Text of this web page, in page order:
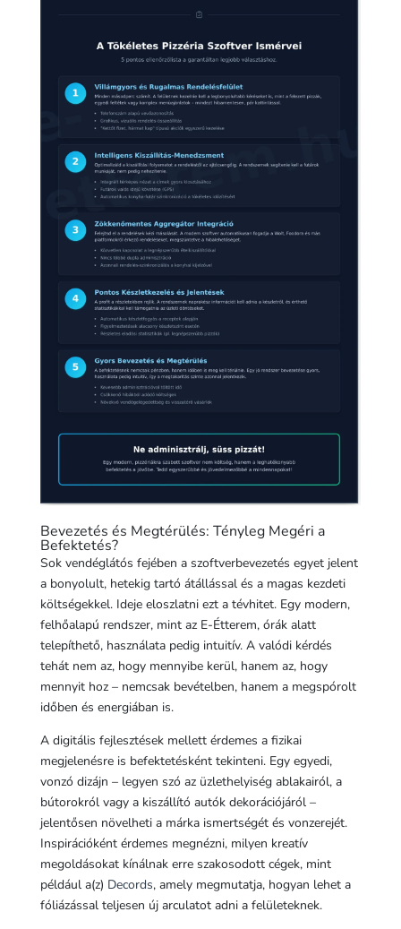
Bevezetés és Megtérülés: Tényleg Megéri a
Befektetés?
Sok vendéglátós fejében a szoftverbevezetés egyet jelent
a bonyolult, hetekig tartó átállással és a magas kezdeti
költségekkel. Ideje eloszlatni ezt a tévhitet. Egy modern,
felhőalapú rendszer, mint az E-Étterem, órák alatt
telepíthető, használata pedig intuitív. A valódi kérdés
tehát nem az, hogy mennyibe kerül, hanem az, hogy
mennyit hoz – nemcsak bevételben, hanem a megspórolt
időben és energiában is.
A digitális fejlesztések mellett érdemes a fizikai
megjelenésre is befektetésként tekinteni. Egy egyedi,
vonzó dizájn – legyen szó az üzlethelyiség ablakairól, a
bútorokról vagy a kiszállító autók dekorációjáról –
jelentősen növelheti a márka ismertségét és vonzerejét.
Inspirációként érdemes megnézni, milyen kreatív
megoldásokat kínálnak erre szakosodott cégek, mint
például a(z) Decords, amely megmutatja, hogyan lehet a
fóliázással teljesen új arculatot adni a felületeknek.